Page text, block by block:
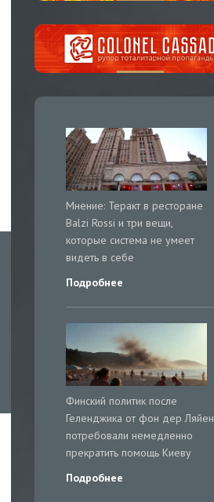
Мнение: Теракт в ресторане
Balzi Rossi и три вещи,
которые система не умеет
видеть в себе
Подробнее
Финский политик после
Геленджика от фон дер Ляйен
потребовали немедленно
прекратить помощь Киеву
Подробнее